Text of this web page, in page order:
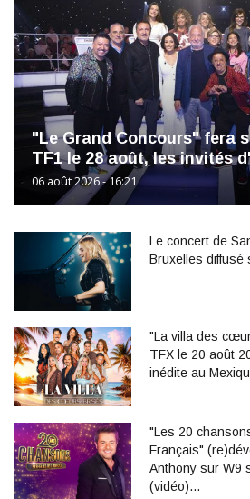
"Le Grand Concours" fera
TF1 le 28 août, les invités
06 août 2026 - 16:21
Le concert de
Bruxelles diffusé
"La villa des
TFX le 20 août
inédite au
"Les 20
Français"
Anthony sur W9
(vidéo)…